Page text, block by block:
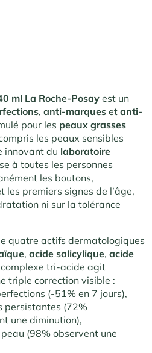
ml La Roche-Posay est un
, anti-marques et anti-
pour les peaux grasses
les peaux sensibles
innovant du laboratoire
à toutes les personnes
les boutons,
les premiers signes de l’âge,
ni sur la tolérance
quatre actifs dermatologiques
, acide salicylique, acide
complexe tri-acide agit
triple correction visible :
(-51% en 7 jours),
persistantes (72%
une diminution),
(98% observent une